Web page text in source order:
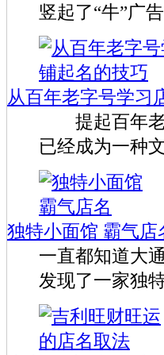
竖起了“牛”广
从百年老字号学习
提起百年老
已经成为一种
独特小面馆 霸气店
一直都知道大
发现了一家独